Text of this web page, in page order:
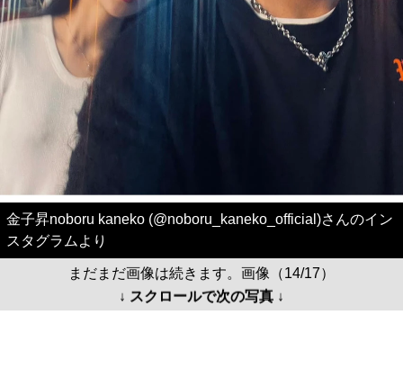
金子昇noboru kaneko (@noboru_kaneko_official)さんのイン
スタグラムより
まだまだ画像は続きます。画像（14/17）
↓ スクロールで次の写真 ↓